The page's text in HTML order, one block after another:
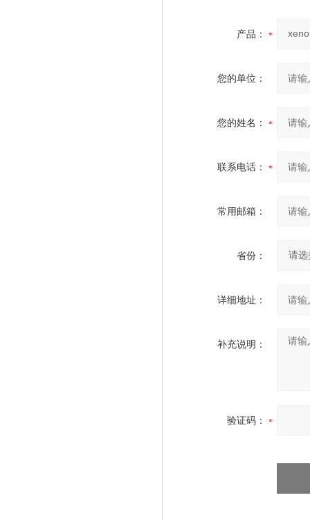
产品：
您的单位：
您的姓名：
联系电话：
常用邮箱：
省份：
详细地址：
补充说明：
验证码：